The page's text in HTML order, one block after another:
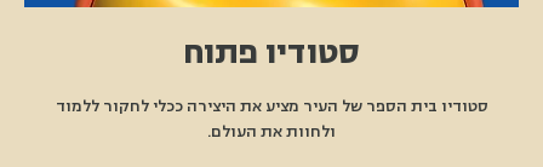
סטודיו פתוח
סטודיו בית הספר של העיר מציע את היצירה ככלי לחקור ללמוד
ולחוות את העולם.